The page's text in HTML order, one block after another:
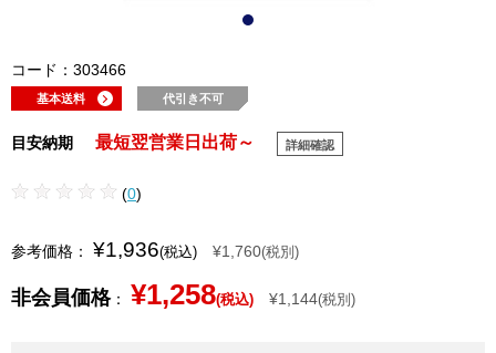
コード：303466
基本送料 代引き不可
目安納期 最短翌営業日出荷～ 詳細確認
(0)
参考価格： ¥1,936(税込) ¥1,760(税別)
非会員価格： ¥1,258(税込) ¥1,144(税別)